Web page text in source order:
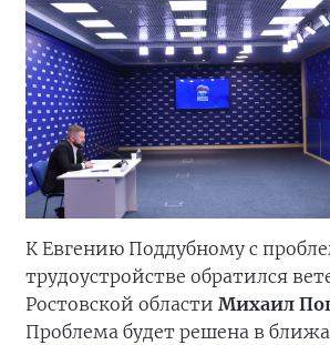
К Евгению Поддубному с
трудоустройстве обратился
Ростовской области Михаил
Проблема будет решена в